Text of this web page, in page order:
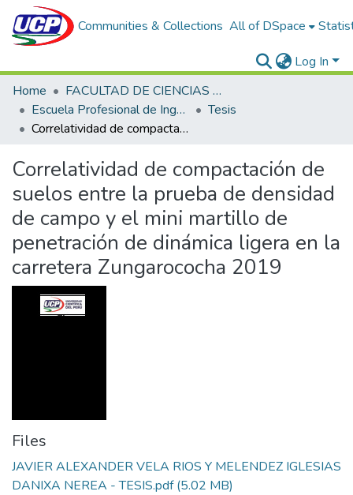
Communities & Collections All of DSpace
Log In
Home
FACULTAD DE CIENCIAS E INGENIERÍA
Escuela Profesional de Ingeniería Civil
Tesis
Correlatividad de compactación de suelos entre la prueba de densidad de campo y el mini martillo de penetración de dinámica ligera en la carretera Zungarococha 2019
Correlatividad de compactación de
suelos entre la prueba de densidad
de campo y el mini martillo de
penetración de dinámica ligera en la
carretera Zungarococha 2019
Files
JAVIER ALEXANDER VELA RIOS Y MELENDEZ IGLESIAS
DANIXA NEREA - TESIS.pdf(5.02 MB)